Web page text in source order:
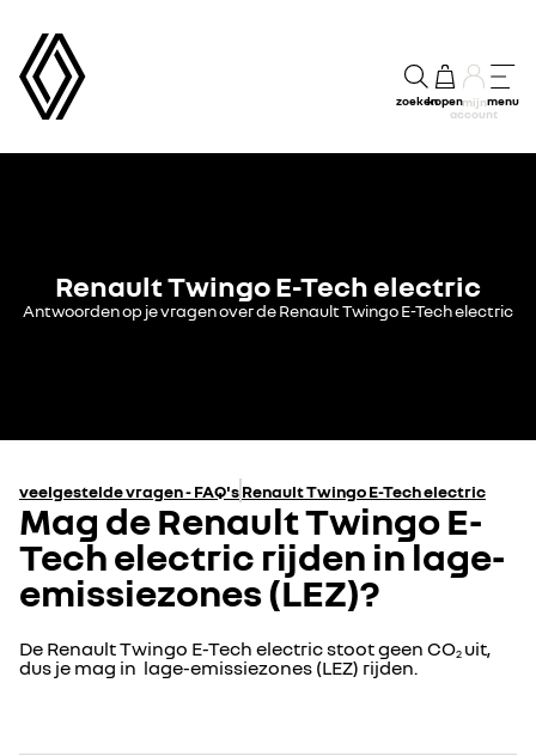
zoekenkopenmijn
account
menu
Renault Twingo E-Tech electric
Antwoorden op je vragen over de Renault Twingo E-Tech electric
veelgestelde vragen - FAQ'sRenault Twingo E-Tech electric
Mag de Renault Twingo E-
Tech electric rijden in lage-
emissiezones (LEZ)?
De Renault Twingo E-Tech electric stoot geen CO2 uit,
dus je mag in lage-emissiezones (LEZ) rijden.